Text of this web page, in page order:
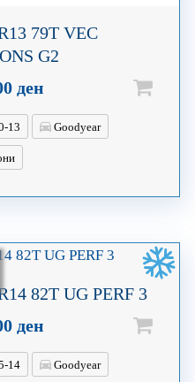
79T VEC
G2
ден
13 Goodyear
82T UG PERF 3
ден
14 Goodyear